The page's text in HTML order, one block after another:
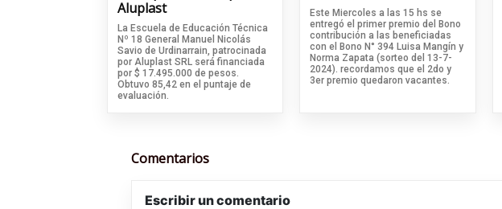
Aluplast
La Escuela de Educación Técnica
Nº 18 General Manuel Nicolás
Savio de Urdinarrain, patrocinada
por Aluplast SRL será financiada
por $ 17.495.000 de pesos.
Obtuvo 85,42 en el puntaje de
evaluación.
Este Miercoles a las 15 hs se
entregó el primer premio del Bono
contribución a las beneficiadas
con el Bono N° 394 Luisa Mangín y
Norma Zapata (sorteo del 13-7-
2024). recordamos que el 2do y
3er premio quedaron vacantes.
Comentarios
Escribir un comentario